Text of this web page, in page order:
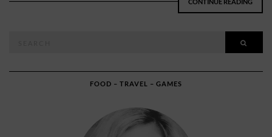
FOOD – TRAVEL – GAMES